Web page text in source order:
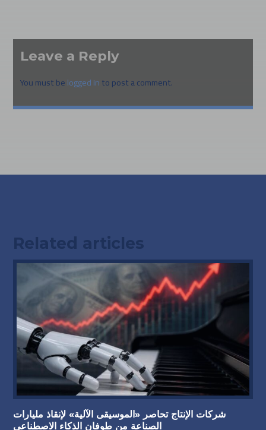
Leave a Reply
You must belogged into post a comment.
Related articles
شركات الإنتاج تحاصر «الموسيقى الآلية» لإنقاذ مليارات
الصناعة من طوفان الذكاء الاصطناعي